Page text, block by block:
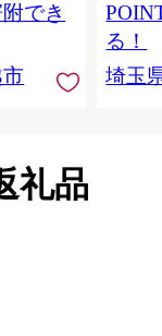
でき
る！
埼玉
礼品